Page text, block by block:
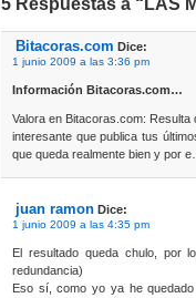
5 Respuestas a “LAS
Bitacoras.com Dice:
1 junio 2009 a las 3:36 pm
Información Bitacoras.com…
Valora en Bitacoras.com:
interesante que publica tus
que queda realmente bien y por e…
juan ramon Dice:
1 junio 2009 a las 4:35 pm
El resultado queda chulo, por
redundancia)
Eso sí, como yo ya he